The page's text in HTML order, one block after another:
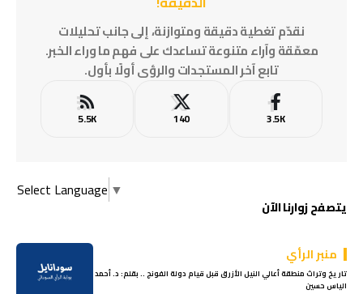
نقدّم تغطية دقيقة ومتوازنة، إلى جانب تحليلات
معمّقة وآراء متنوعة تساعدك على فهم ما وراء الخبر.
تابع آخر المستجدات والرؤى أولًا بأول.
3.5K
140
5.5K
Select Language ▼
يتصفح زوارنا الآن
منبر الرأي
تاريخ وتراث منطقة أعالي النيل الأزرق قبل قيام دولة الفونج .. بقلم: د. أحمد
الياس حسين